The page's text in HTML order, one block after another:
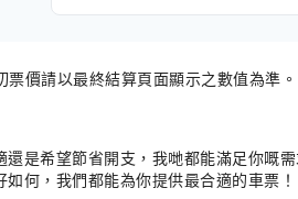
價請以最終結算頁面顯示之數值為準。
是希望節省開支，我哋都能滿足你嘅
何，我們都能為你提供最合適的車票！